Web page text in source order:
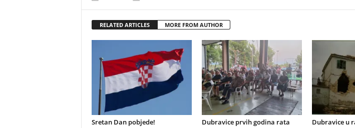
RELATED ARTICLES MORE FROM AUTHOR
Sretan Dan pobjede! Dubravice prvih godina rata Dubravice u